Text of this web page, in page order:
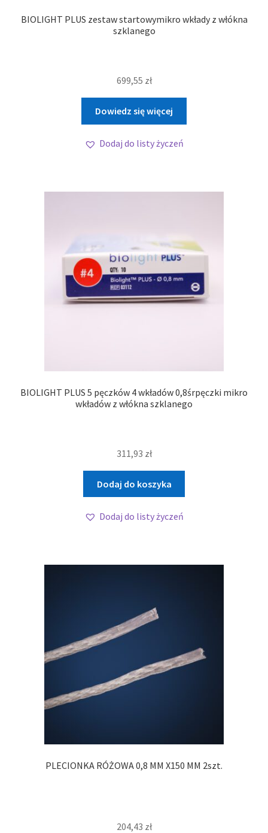
BIOLIGHT PLUS zestaw startowymikro wkłady z włókna
szklanego
699,55 zł
Dowiedz się więcej
Dodaj do listy życzeń
BIOLIGHT PLUS 5 pęczków 4 wkładów 0,8śrpęczki mikro
wkładów z włókna szklanego
311,93 zł
Dodaj do koszyka
Dodaj do listy życzeń
PLECIONKA RÓŻOWA 0,8 MM X150 MM 2szt.
204,43 zł